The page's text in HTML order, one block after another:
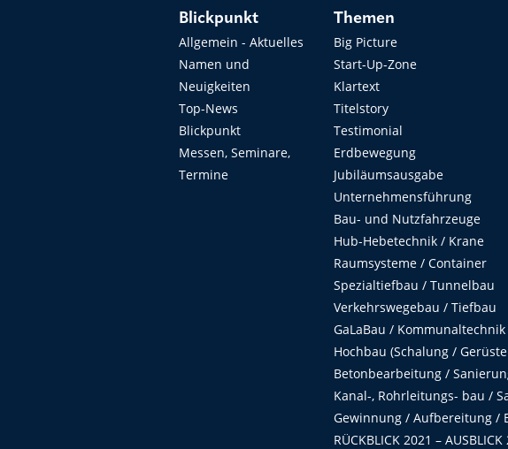
Blickpunkt
Allgemein - Aktuelles
Namen und
Neuigkeiten
Top-News
Blickpunkt
Messen, Seminare,
Termine
Themen
Big Picture
Start-Up-Zone
Klartext
Titelstory
Testimonial
Erdbewegung
Jubiläumsausgabe
Unternehmensführung
Bau- und Nutzfahrzeuge
Hub-Hebetechnik / Krane
Raumsysteme / Container
Spezialtiefbau / Tunnelbau
Verkehrswegebau / Tiefbau
GaLaBau / Kommunaltechnik
Hochbau (Schalung /
Betonbearbeitung /
Kanal-, Rohrleitungs- bau /
Gewinnung / Aufbereitung /
RÜCKBLICK 2021 – AUSBLICK